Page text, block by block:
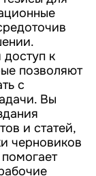
к
позволяют
с
Вы
и статей,
черновиков